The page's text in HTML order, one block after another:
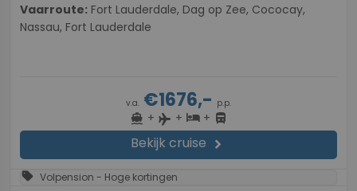
Vaarroute:
Nassau, Fort Lauderdale
v.a. €1676,- p.p.
directions_boat + flight + hotel+ directions_bus
Bekijk cruise chevron_right
sell Volpension - Hoge kortingen